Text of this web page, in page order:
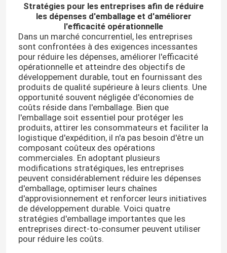
Stratégies pour les entreprises afin de réduire
les dépenses d'emballage et d'améliorer
l'efficacité opérationnelle
Dans un marché concurrentiel, les entreprises
sont confrontées à des exigences incessantes
pour réduire les dépenses, améliorer l'efficacité
opérationnelle et atteindre des objectifs de
développement durable, tout en fournissant des
produits de qualité supérieure à leurs clients. Une
opportunité souvent négligée d'économies de
coûts réside dans l'emballage. Bien que
l'emballage soit essentiel pour protéger les
produits, attirer les consommateurs et faciliter la
logistique d'expédition, il n'a pas besoin d'être un
composant coûteux des opérations
commerciales. En adoptant plusieurs
modifications stratégiques, les entreprises
peuvent considérablement réduire les dépenses
d'emballage, optimiser leurs chaînes
d'approvisionnement et renforcer leurs initiatives
de développement durable. Voici quatre
stratégies d'emballage importantes que les
entreprises direct-to-consumer peuvent utiliser
pour réduire les coûts.